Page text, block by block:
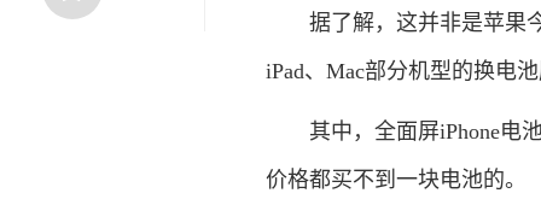
据了解，这并非是苹果今
iPad、Mac部分机型的换电
其中，全面屏iPhone电池
价格都买不到一块电池的。